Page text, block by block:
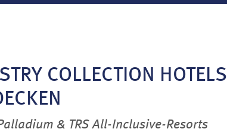
COLLECTION HOTELS
& TRS All-Inclusive-Resorts